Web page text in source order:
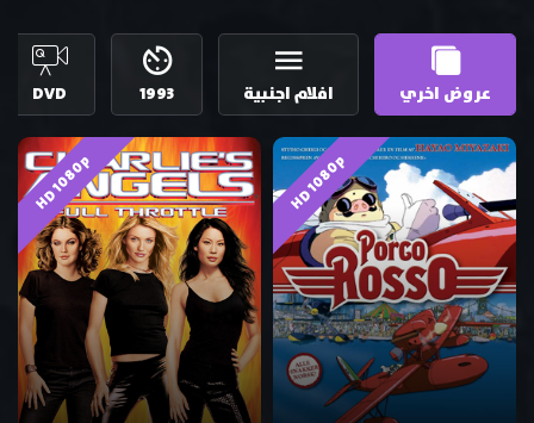
عروض اخري افلام اجنبية 1993
DVD
HD 1080p
HD 1080p